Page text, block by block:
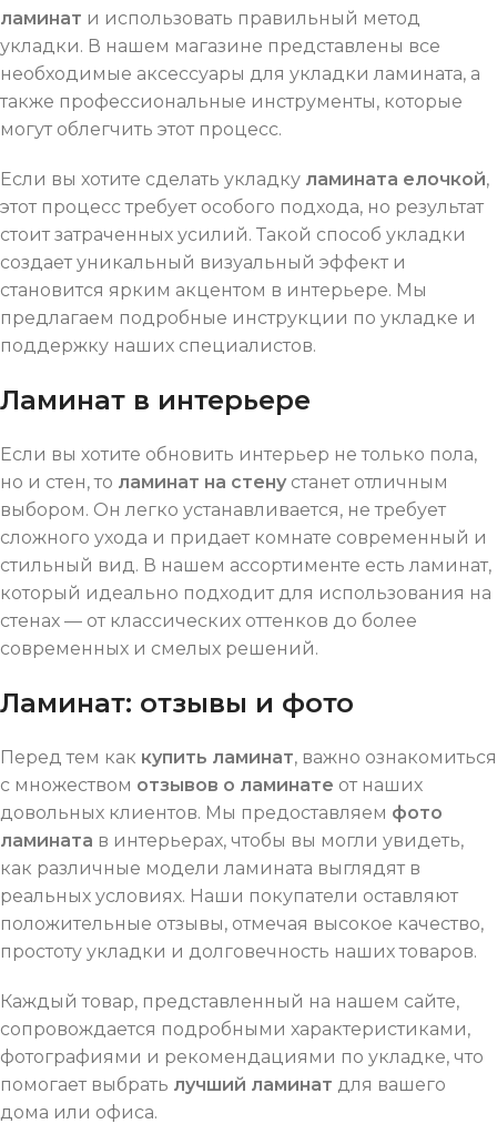
ламинат и использовать правильный метод
укладки. В нашем магазине представлены все
необходимые аксессуары для укладки ламината, а
также профессиональные инструменты, которые
могут облегчить этот процесс.
Если вы хотите сделать укладку ламината елочкой,
этот процесс требует особого подхода, но результат
стоит затраченных усилий. Такой способ укладки
создает уникальный визуальный эффект и
становится ярким акцентом в интерьере. Мы
предлагаем подробные инструкции по укладке и
поддержку наших специалистов.
Ламинат в интерьере
Если вы хотите обновить интерьер не только пола,
но и стен, то ламинат на стенустанет отличным
выбором. Он легко устанавливается, не требует
сложного ухода и придает комнате современный и
стильный вид. В нашем ассортименте есть ламинат,
который идеально подходит для использования на
стенах — от классических оттенков до более
современных и смелых решений.
Ламинат: отзывы и фото
Перед тем как купить ламинат, важно ознакомиться
с множеством отзывов о ламинате от наших
довольных клиентов. Мы предоставляем фото
ламината в интерьерах, чтобы вы могли увидеть,
как различные модели ламината выглядят в
реальных условиях. Наши покупатели оставляют
положительные отзывы, отмечая высокое качество,
простоту укладки и долговечность наших товаров.
Каждый товар, представленный на нашем сайте,
сопровождается подробными характеристиками,
фотографиями и рекомендациями по укладке, что
помогает выбрать лучший ламинат для вашего
дома или офиса.